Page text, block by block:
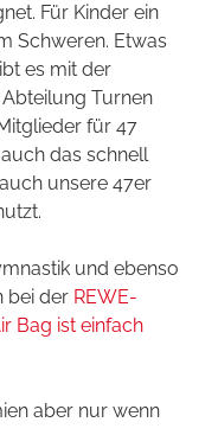
Für Kinder ein
Schweren. Etwas
es mit der
Turnen
für 47
das schnell
unsere 47er
und ebenso
bei der REWE-
Bag ist einfach
aber nur wenn